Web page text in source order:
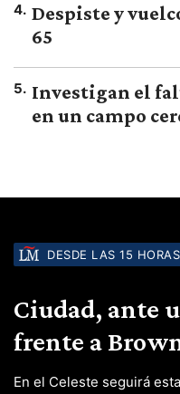
4. Despiste y
65
5. Investigan el
en un campo
DESDE LAS 15 HORAS
Ciudad, ante
frente a
En el Celeste seguirá